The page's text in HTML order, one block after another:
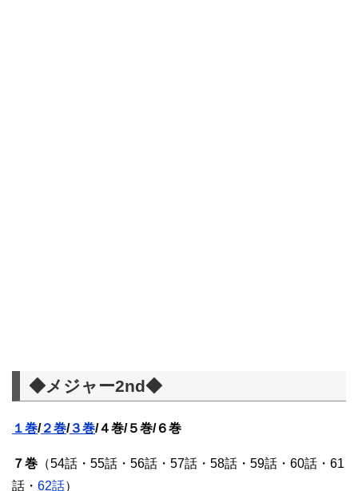
◆メジャー2nd◆
１巻/２巻/３巻/４巻/５巻/６巻
７巻 （54話・55話・56話・57話・58話・59話・60話・61
話・ 62話）